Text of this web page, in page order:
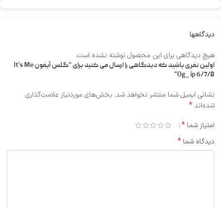
دیدگاهها
هیچ دیدگاهی برای این محصول نوشته نشده است.
اولین نفری باشید که دیدگاهی را ارسال می کنید برای “گلس آیفون It’s Me
Og_ ip 6/7/8”
نشانی ایمیل شما منتشر نخواهد شد. بخش‌های موردنیاز علامت‌گذاری
شده‌اند*
امتیاز شما *
دیدگاه شما *